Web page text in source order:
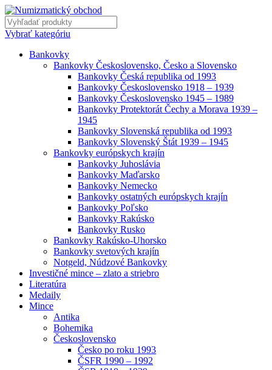
Vybrať kategóriu
Bankovky
Bankovky Československo, Česko a Slovensko
Bankovky Česká republika od 1993
Bankovky Československo 1918 – 1939
Bankovky Československo 1945 – 1989
Bankovky Protektorát Čechy a Morava 1939 –
1945
Bankovky Slovenská republika od 1993
Bankovky Slovenský Štát 1939 – 1945
Bankovky európskych krajín
Bankovky Juhoslávia
Bankovky Maďarsko
Bankovky Nemecko
Bankovky ostatných európskych krajín
Bankovky Poľsko
Bankovky Rakúsko
Bankovky Rusko
Bankovky Rakúsko-Uhorsko
Bankovky svetových krajín
Notgeld, Núdzové Bankovky
Investičné mince – zlato a striebro
Literatúra
Medaily
Mince
Antika
Bohemika
Československo
Česko po roku 1993
ČSFR 1990 – 1992